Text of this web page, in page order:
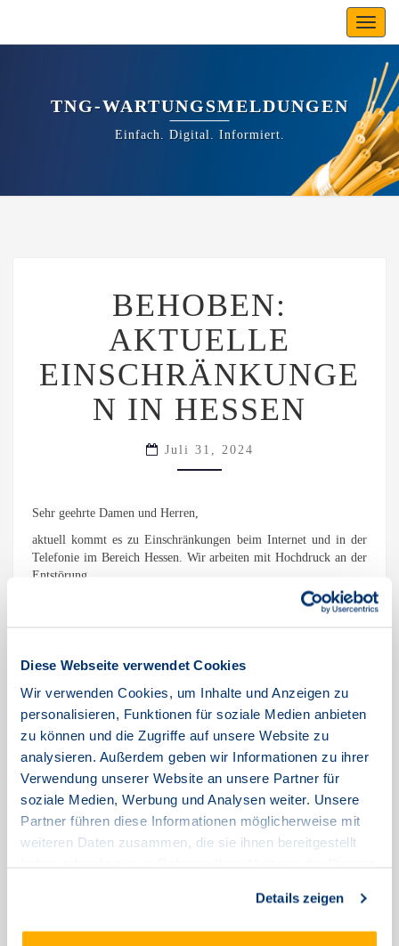
Diese Webseite verwendet Cookies
Wir verwenden Cookies, um Inhalte und Anzeigen zu
personalisieren, Funktionen für soziale Medien anbieten
zu können und die Zugriffe auf unsere Website zu
analysieren. Außerdem geben wir Informationen zu ihrer
Verwendung unserer Website an unsere Partner für
soziale Medien, Werbung und Analysen weiter. Unsere
Partner führen diese Informationen möglicherweise mit
weiteren Daten zusammen, die sie ihnen bereitgestellt
Details zeigen
Toggle
TNG-WARTUNGSMELDUNGEN
Einfach. Digital. Informiert.
AKTUELLE
EINSCHRÄNKUNGEN
IN
HESSEN
BEHOBEN:
AKTUELLE
EINSCHRÄNKUNGE
N IN HESSEN
Juli 31, 2024
Sehr geehrte Damen und Herren,
aktuell kommt es zu Einschränkungen beim Internet und in der
Telefonie im Bereich Hessen. Wir arbeiten mit Hochdruck an der
Entstörung.
Wir bitten um Ihre Geduld und die Unannehmlichkeiten zu
Ihr TNG-Team
Ohne Kategorie
Aktuelle Einschränkungen (30.07.2024) Im Bereich Soltau